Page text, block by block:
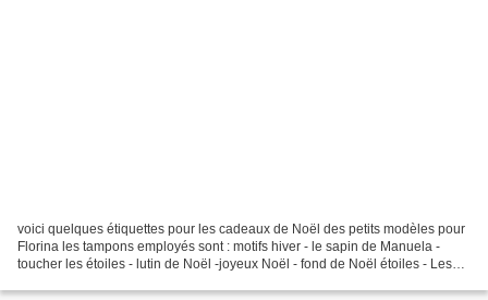
voici quelques étiquettes pour les cadeaux de Noël des petits modèles pour
Florina les tampons employés sont : motifs hiver - le sapin de Manuela -
toucher les étoiles - lutin de Noël -joyeux Noël - fond de Noël étoiles - Les